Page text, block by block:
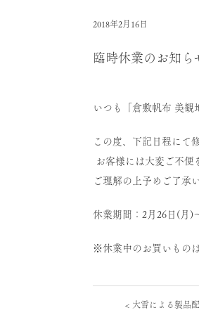
2018年2月16日
臨時休業のお知ら
いつも「倉敷帆布 美
この度、下記日程にて
お客様には大変ご不便
ご理解の上予めご了承
休業期間：2月26日(月)
※休業中のお買いもの
< 大雪による製品